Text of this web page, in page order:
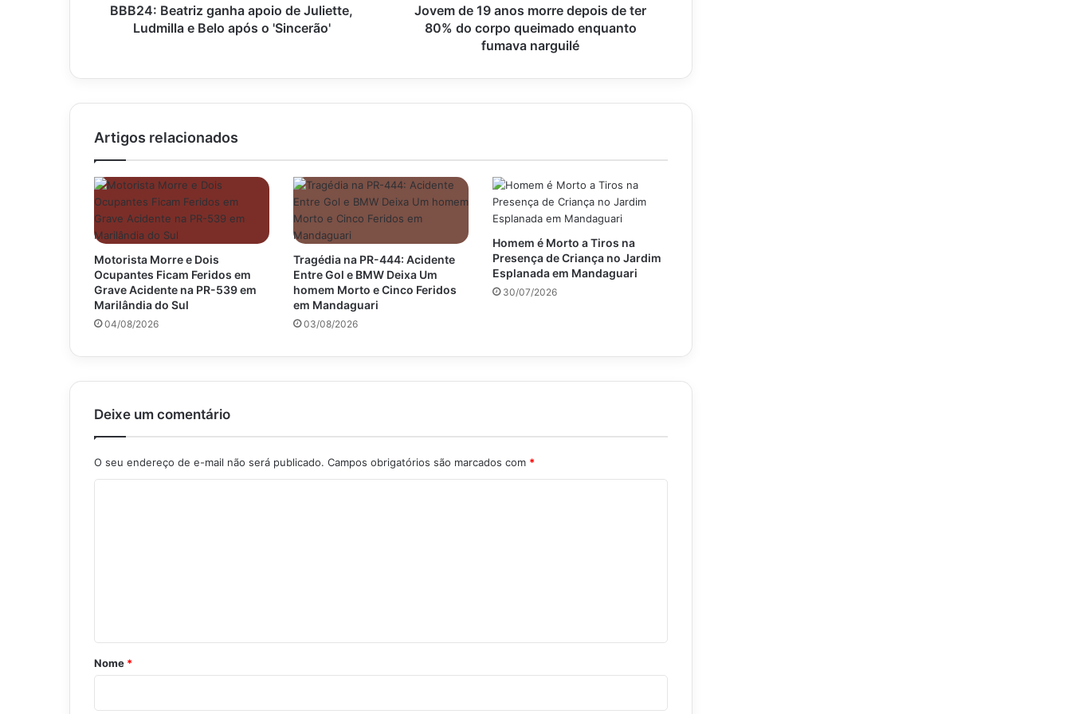
apósBBB24: Beatriz ganha apoio de Juliette,
Ludmilla e Belo após o 'Sincerão'
Jovem de 19 anos morre depois de ter
80% do corpo queimado enquanto
fumava narguilé
Artigos relacionados
Motorista Morre e Dois
Ocupantes Ficam Feridos em
Grave Acidente na PR-539 em
Marilândia do Sul
04/08/2026
Tragédia na PR-444: Acidente
Entre Gol e BMW Deixa Um
homem Morto e Cinco Feridos
em Mandaguari
03/08/2026
Homem é Morto a Tiros na
Presença de Criança no Jardim
Esplanada em Mandaguari
30/07/2026
Deixe um comentário
O seu endereço de e-mail não será publicado. Campos obrigatórios são marcados com *
r
o
Nome *